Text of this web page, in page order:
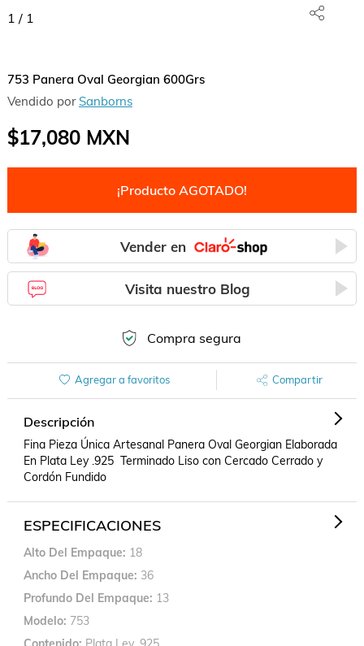
1 / 1
753 Panera Oval Georgian 600Grs
Vendido por Sanborns
$17,080MXN
¡Producto AGOTADO!
Vender en
Visita nuestro Blog
Compra segura
Agregar a favoritos Compartir
Descripción
Fina Pieza Única Artesanal Panera Oval Georgian Elaborada
En Plata Ley .925  Terminado Liso con Cercado Cerrado y
Cordón Fundido
ESPECIFICACIONES
Alto Del Empaque
18
Ancho Del Empaque 36
Profundo Del Empaque
13
Modelo 753